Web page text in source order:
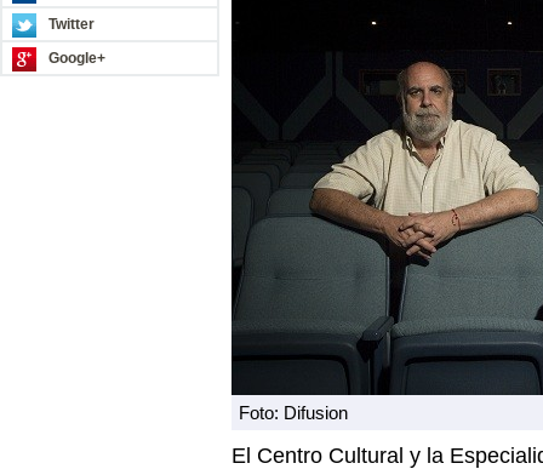
Twitter
Google+
Foto: Difusion
El Centro Cultural y la